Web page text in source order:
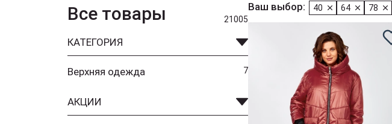
Все товары 21005
КАТЕГОРИЯ
Верхняя одежда 7
АКЦИИ
Ваш выбор: 40 64 78